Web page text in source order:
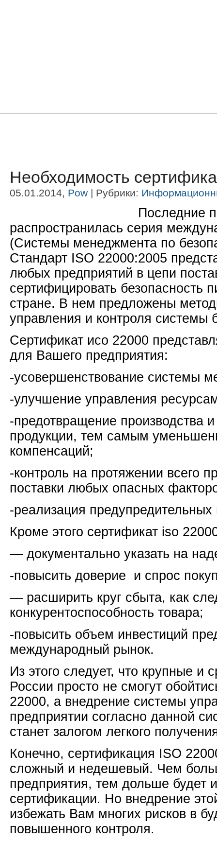
Необходимость
05.01.2014, Pow | Рубрики:
Последние
распространилась серия
(Системы менеджмента по
Стандарт ISO 22000:2005
любых предприятий в цепи
сертифицировать безопасность
стране. В нем предложены
управления и контроля системы
Сертификат исо 22000
для Вашего предприятия:
-усовершенствование системы
-улучшение управления
-предотвращение производства
продукции, тем самым
компенсаций;
-контроль на протяжении всего
поставки любых опасных
-реализация
Кроме этого сертификат iso
— документально указать на
-повысить доверие и спрос
— расширить круг сбыта, как
конкурентоспособность товара;
-повысить объем инвестиций
международный рынок.
Из этого следует, что крупные и
России просто не смогут
22000, а внедрение системы
предприятии согласно данной
станет залогом легкого
Конечно, сертификация ISO
сложный и недешевый. Чем
предприятия, тем дольше будет
сертификации. Но внедрение
избежать Вам многих рисков в
повышенного контроля.